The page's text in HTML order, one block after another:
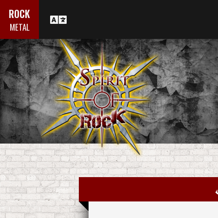
ROCK
METAL